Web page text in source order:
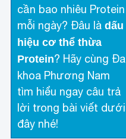
cần bao nhiêu Protein
mỗi ngày? Đâu làdấu
hiệu cơ thể thừa
Protein? Hãy cùng Đa
khoa Phương Nam
tìm hiểu ngay câu trả
lời trong bài viết dưới
đây nhé!